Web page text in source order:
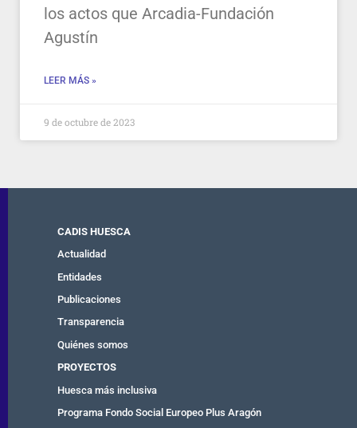
los actos que Arcadia-Fundación
Agustín
LEER MÁS »
9 de octubre de 2023
CADIS HUESCA
Actualidad
Entidades
Publicaciones
Transparencia
Quiénes somos
PROYECTOS
Huesca más inclusiva
Programa Fondo Social Europeo Plus Aragón